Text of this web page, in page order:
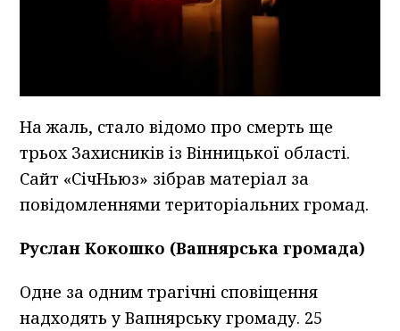
На жаль, стало відомо про смерть ще
трьох Захисників із Вінницької області.
Сайт «СічНьюз» зібрав матеріал за
повідомленнями територіальних громад.
Руслан Кокошко (Вапнярська громада)
Одне за одним трагічні сповіщення
надходять у Вапнярську громаду. 25